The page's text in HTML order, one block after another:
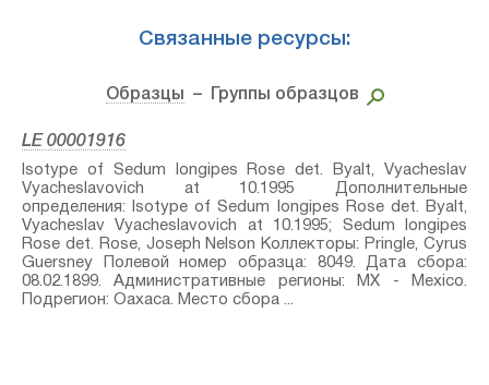
Связанные ресурсы:
Образцы – Группы образцов
LE 00001916
Isotype of Sedum longipes Rose⁣ det. Byalt, Vyacheslav
Vyacheslavovich at 10.1995 Дополнительные
определения: Isotype of Sedum longipes Rose⁣ det. Byalt,
Vyacheslav Vyacheslavovich at 10.1995; Sedum longipes
Rose⁣ det. Rose, Joseph Nelson Коллекторы: Pringle, Cyrus
Guersney Полевой номер образца: 8049. Дата сбора:
08.02.1899. Административные регионы: MX - Mexico.
Подрегион: Oaxaca. Место сбора ...